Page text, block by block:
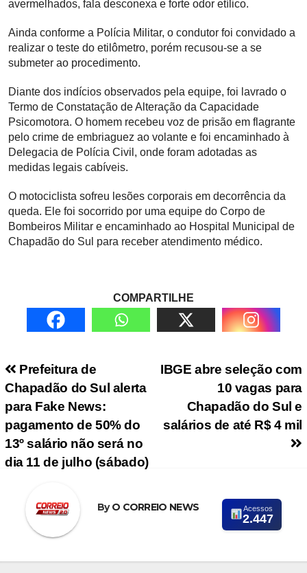
avermelhados, fala desconexa e forte odor etílico.
Ainda conforme a Polícia Militar, o condutor foi convidado a
realizar o teste do etilômetro, porém recusou-se a se
submeter ao procedimento.
Diante dos indícios observados pela equipe, foi lavrado o
Termo de Constatação de Alteração da Capacidade
Psicomotora. O homem recebeu voz de prisão em flagrante
pelo crime de embriaguez ao volante e foi encaminhado à
Delegacia de Polícia Civil, onde foram adotadas as
medidas legais cabíveis.
O motociclista sofreu lesões corporais em decorrência da
queda. Ele foi socorrido por uma equipe do Corpo de
Bombeiros Militar e encaminhado ao Hospital Municipal de
Chapadão do Sul para receber atendimento médico.
COMPARTILHE
Navegação de PostIBGE abre seleção com
10 vagas para
Chapadão do Sul e
salários de até R$ 4 mil
Prefeitura de
Chapadão do Sul alerta
para Fake News:
pagamento de 50% do
13º salário não será no
dia 11 de julho (sábado)
ByO CORREIO NEWS Acessos
2.447